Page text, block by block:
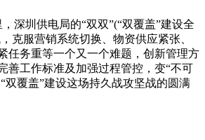
深圳供电局的“双双”(“双覆盖”建设全
克服营销系统切换、物资供应紧张、
任务重等一个又一个难题，创新管理方
善工作标准及加强过程管控，变“不可
双覆盖”建设这场持久战攻坚战的圆满